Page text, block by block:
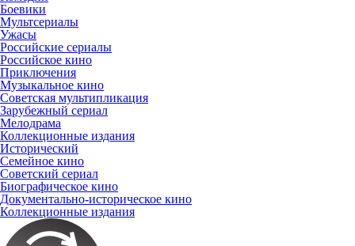
Боевики
Мультсериалы
Ужасы
Российские сериалы
Российское кино
Приключения
Музыкальное кино
Советская мультипликация
Зарубежный сериал
Мелодрама
Коллекционные издания
Исторический
Семейное кино
Советский сериал
Биографическое кино
Документально-историческое кино
Коллекционные издания